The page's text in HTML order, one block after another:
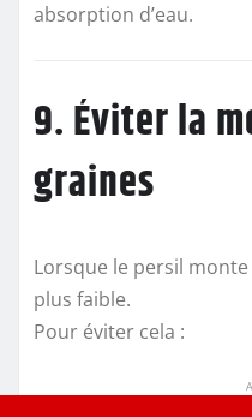
absorption d’eau.
9. Éviter la
graines
Lorsque le persil
plus faible.
Pour éviter cela :